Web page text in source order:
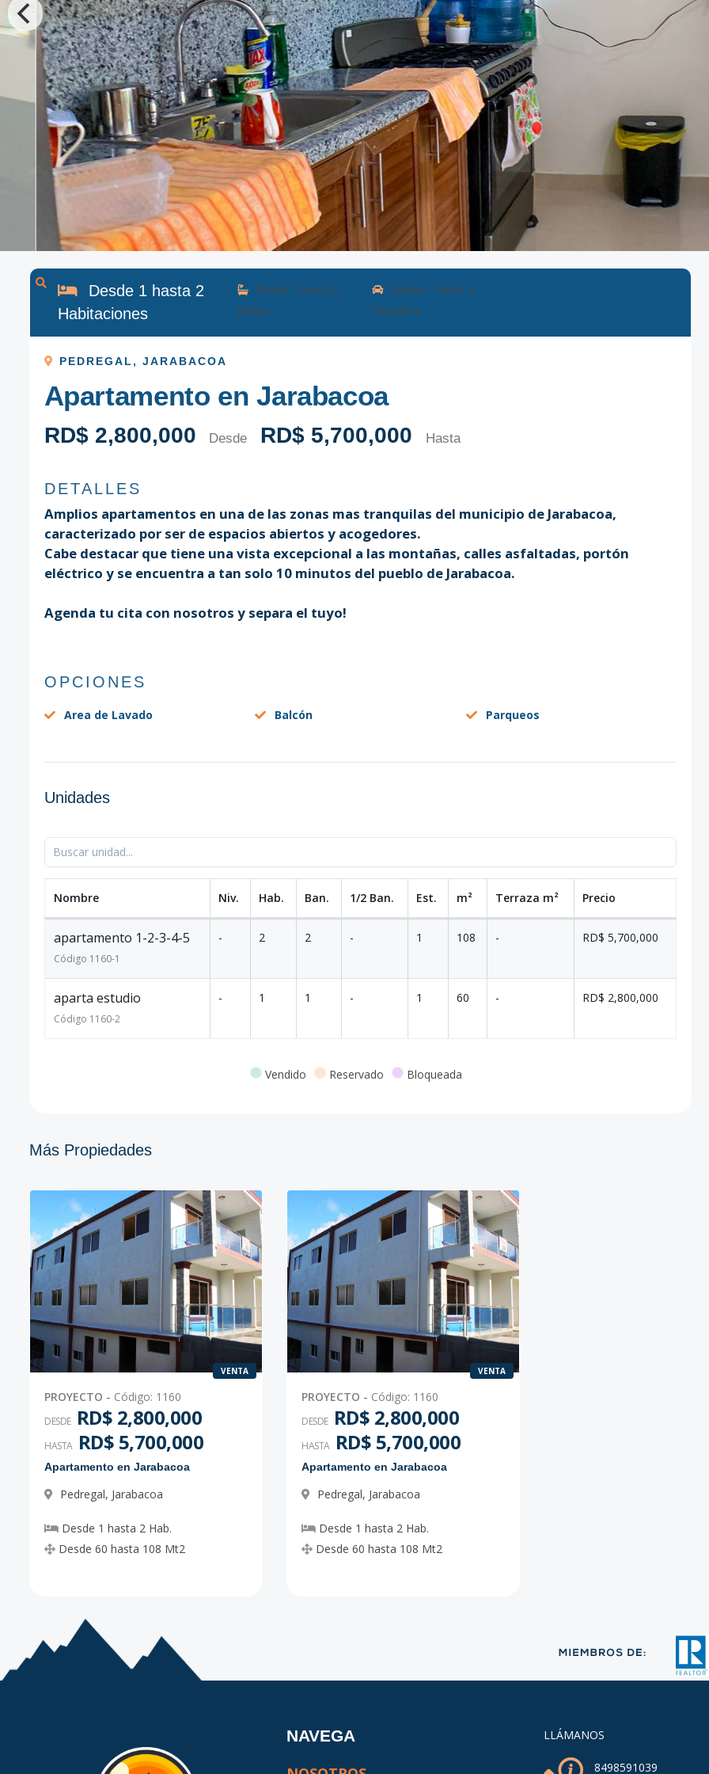
Desde 1 hasta 2
Habitaciones
Desde 1 hasta 2
Baños
Desde 1 hasta 2
Parqueos
PEDREGAL , JARABACOA
Apartamento en Jarabacoa
RD$ 2,800,000 Desde RD$ 5,700,000 Hasta
DETALLES
Amplios apartamentos en una de las zonas mas tranquilas del municipio de Jarabacoa,
caracterizado por ser de espacios abiertos y acogedores.
Cabe destacar que tiene una vista excepcional a las montañas, calles asfaltadas, portón
eléctrico y se encuentra a tan solo 10 minutos del pueblo de Jarabacoa.
Agenda tu cita con nosotros y separa el tuyo!
OPCIONES
Area de Lavado Balcón Parqueos
Unidades
Nombre Niv. Hab. Ban. 1/2 Ban. Est. m² Terraza m² Precio
apartamento 1-2-3-4-5
Código 1160-1
- 2 2 - 1 108 - RD$ 5,700,000
aparta estudio
Código 1160-2
- 1 1 - 1 60 - RD$ 2,800,000
Vendido Reservado Bloqueada
Más Propiedades
VENTA
PROYECTO - Código: 1160
DESDE RD$ 2,800,000
HASTA RD$ 5,700,000
Apartamento en Jarabacoa
Pedregal, Jarabacoa
Desde 1 hasta 2 Hab.
Desde 60 hasta 108 Mt2
VENTA
PROYECTO - Código: 1160
DESDE RD$ 2,800,000
HASTA RD$ 5,700,000
Apartamento en Jarabacoa
Pedregal, Jarabacoa
Desde 1 hasta 2 Hab.
Desde 60 hasta 108 Mt2
NAVEGA LLÁMANOS
8498591039